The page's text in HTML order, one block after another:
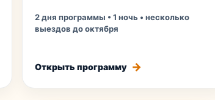
2 дня программы • 1 ночь • несколько
выездов до октября
Открыть программу